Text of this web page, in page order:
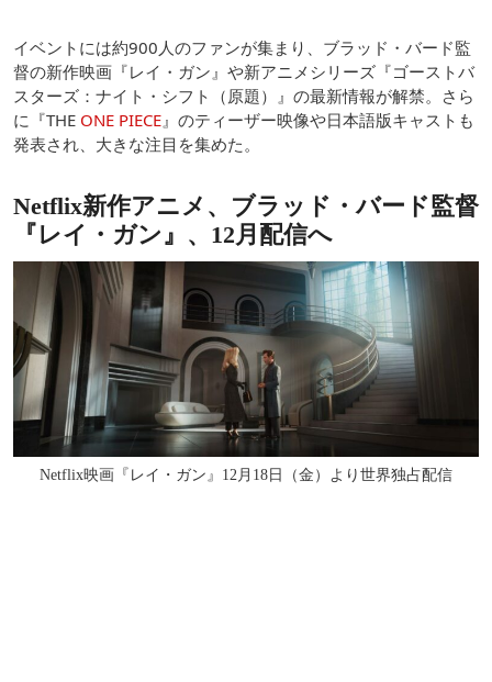
イベントには約900人のファンが集まり、ブラッド・バード監
督の新作映画『レイ・ガン』や新アニメシリーズ『ゴーストバ
スターズ：ナイト・シフト（原題）』の最新情報が解禁。さら
に『THE ONE PIECE 』のティーザー映像や日本語版キャストも
発表され、大きな注目を集めた。
Netflix新作アニメ、ブラッド・バード監督
『レイ・ガン』、12月配信へ
Netflix映画『レイ・ガン』12月18日（金）より世界独占配信